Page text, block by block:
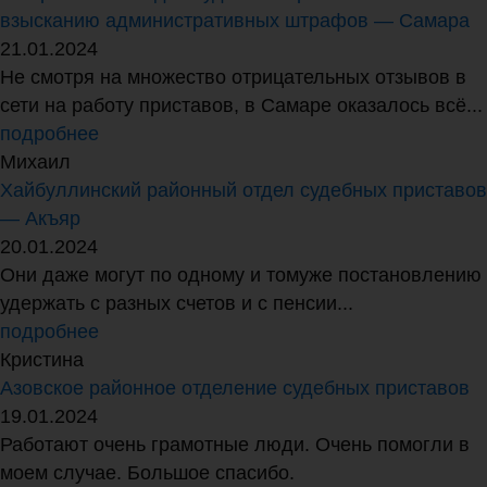
взысканию административных штрафов — Самара
21.01.2024
Не смотря на множество отрицательных отзывов в
сети на работу приставов, в Самаре оказалось всё...
подробнее
Михаил
Хайбуллинский районный отдел судебных приставов
— Акъяр
20.01.2024
Они даже могут по одному и томуже постановлению
удержать с разных счетов и с пенсии...
подробнее
Кристина
Азовское районное отделение судебных приставов
19.01.2024
Работают очень грамотные люди. Очень помогли в
моем случае. Большое спасибо.